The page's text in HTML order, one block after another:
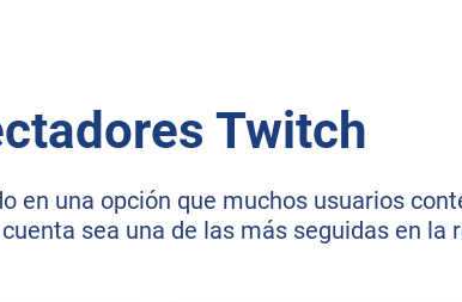
Twitch
en una opción que muchos usuarios
sea una de las más seguidas en la